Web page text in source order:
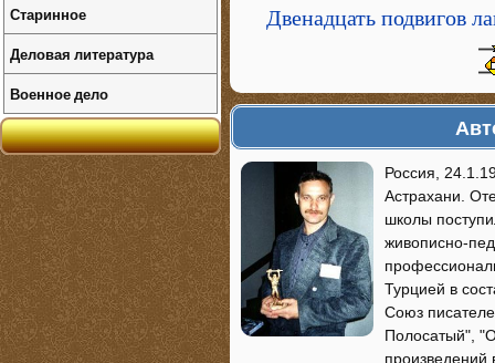
Двенадцать подвигов
Россия,
Астрахани.
школы
живописно-
Турцией в
Союз
Полосатый",
Старинное
Деловая литература
Военное дело